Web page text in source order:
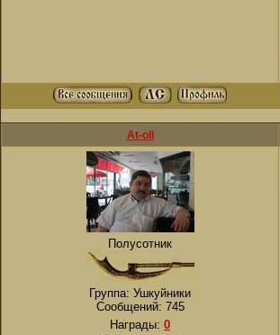
At-oll
Полусотник
Группа: Ушкуйники
Сообщений: 745
Награды: 0